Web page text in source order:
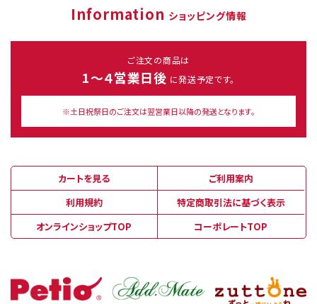
Information ショッピング情報
ご注文の商品は
1～４営業日後 に発送予定です。
※土日祝祭日のご注文は翌営業日以降の発送となります。
カートを見る
ご利用案内
利用規約
特定商取引法に基づく表示
オンラインショップTOP
コーポレートTOP